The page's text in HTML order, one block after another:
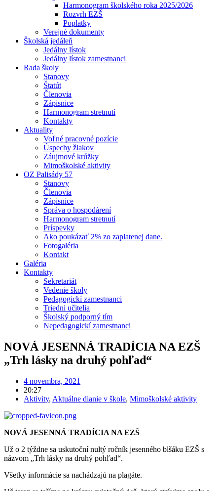
Harmonogram školského roka 2025/2026
Rozvrh EZŠ
Poplatky
Verejné dokumenty
Školská jedáleň
Jedálny lístok
Jedálny lístok zamestnanci
Rada školy
Stanovy
Štatút
Členovia
Zápisnice
Harmonogram stretnutí
Kontakty
Aktuality
Voľné pracovné pozície
Úspechy žiakov
Záujmové krúžky
Mimoškolské aktivity
OZ Palisády 57
Stanovy
Členovia
Zápisnice
Správa o hospodárení
Harmonogram stretnutí
Príspevky
Ako poukázať 2% zo zaplatenej dane.
Fotogaléria
Kontakt
Galéria
Kontakty
Sekretariát
Vedenie školy
Pedagogickí zamestnanci
Triedni učitelia
Školský podporný tím
Nepedagogickí zamestnanci
NOVÁ JESENNÁ TRADÍCIA NA EZŠ
„Trh lásky na druhý pohľad“
4 novembra, 2021
20:27
Aktivity, Aktuálne dianie v škole, Mimoškolské aktivity
NOVÁ JESENNÁ TRADÍCIA NA EZŠ
Už o 2 týždne sa uskutoční nultý ročník jesenného blšáku EZŠ s
názvom „Trh lásky na druhý pohľad“.
Všetky informácie sa nachádzajú na plagáte.